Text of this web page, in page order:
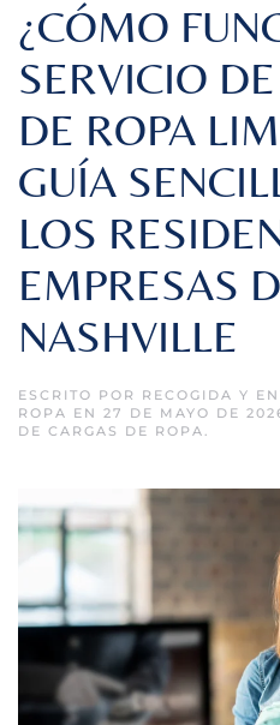
¿CÓMO
SERVICIO
DE ROPA
GUÍA
LOS
EMPRESAS
NASHVILLE
ESCRITO POR RECOGIDA Y
ROPA EN 27 DE MAYO DE
DE CARGAS DE ROPA.